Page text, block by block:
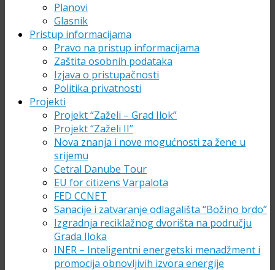
Planovi
Glasnik
Pristup informacijama
Pravo na pristup informacijama
Zaštita osobnih podataka
Izjava o pristupačnosti
Politika privatnosti
Projekti
Projekt “Zaželi – Grad Ilok”
Projekt “Zaželi II”
Nova znanja i nove mogućnosti za žene u
srijemu
Cetral Danube Tour
EU for citizens Varpalota
FED CCNET
Sanacije i zatvaranje odlagališta “Božino brdo”
Izgradnja reciklažnog dvorišta na području
Grada Iloka
INER – Inteligentni energetski menadžment i
promocija obnovljivih izvora energije